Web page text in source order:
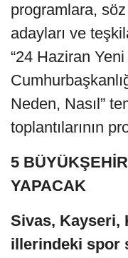
programlara,
adayları ve
“24 Haziran
Neden, Nasıl”
toplantılarının
5
YAPACAK
Sivas, Kayseri,
illerindeki spor